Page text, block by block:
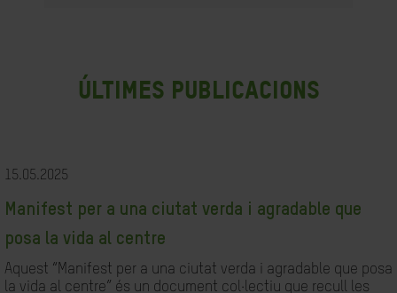
últimes publicacions
15.05.2025
Manifest per a una ciutat verda i agradable que
posa la vida al centre
Aquest “Manifest per a una ciutat verda i agradable que posa
la vida al centre” és un document col·lectiu que recull les